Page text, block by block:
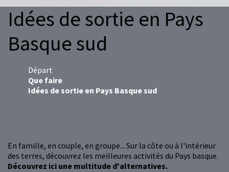
Idées de sortie en Pays
Basque sud
Départ
Que faire
Idées de sortie en Pays Basque sud
En famille, en couple, en groupe... Sur la côte ou à l'intérieur
des terres, découvrez les meilleures activités du Pays basque.
Découvrez ici une multitude d'alternatives.